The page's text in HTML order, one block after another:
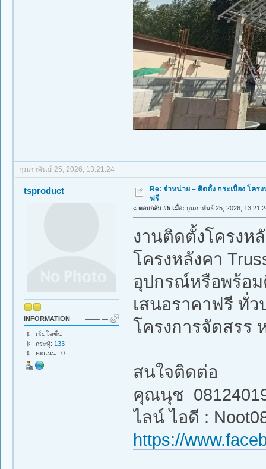
กุมภาพันธ์ 25, 2026, 13:21:24
tsproduct
INFORMATION
เริ่มโตขึ้น
กระทู้: 133
คะแนน : 0
Re: จำหน่าย – ติดตั้ง กระเบื้อง โคร
ฟรี
« ตอบกลับ #5 เมื่อ: กุมภาพันธ์ 25, 2026,
งานติดตั้งโครงห
โครงหลังคา
อุปกรณ์หรือพร้อม
เสนอราคาฟรี ทั่
โครงการจัดสรร
สนใจติดต่อ
คุณนุช
ไลน์ ไอดี :
https://